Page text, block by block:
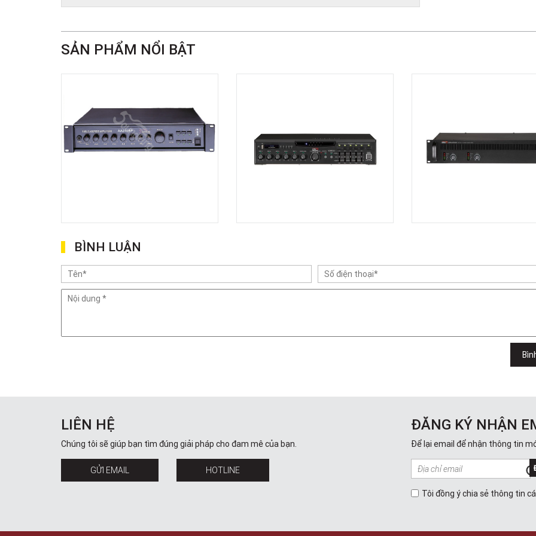
SẢN PHẨM NỔI BẬT
BÌNH LUẬN
LIÊN HỆ
Chúng tôi sẽ giúp bạn tìm đúng giải pháp cho đam mê của bạn.
GỬI EMAIL HOTLINE
ĐĂNG KÝ NHẬN
Để lại email để nhận thông tin
Tôi đồng ý chia sẻ thông tin